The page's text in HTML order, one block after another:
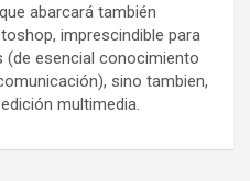
abarcará también
imprescindible para
esencial conocimiento
sino tambien,
multimedia.